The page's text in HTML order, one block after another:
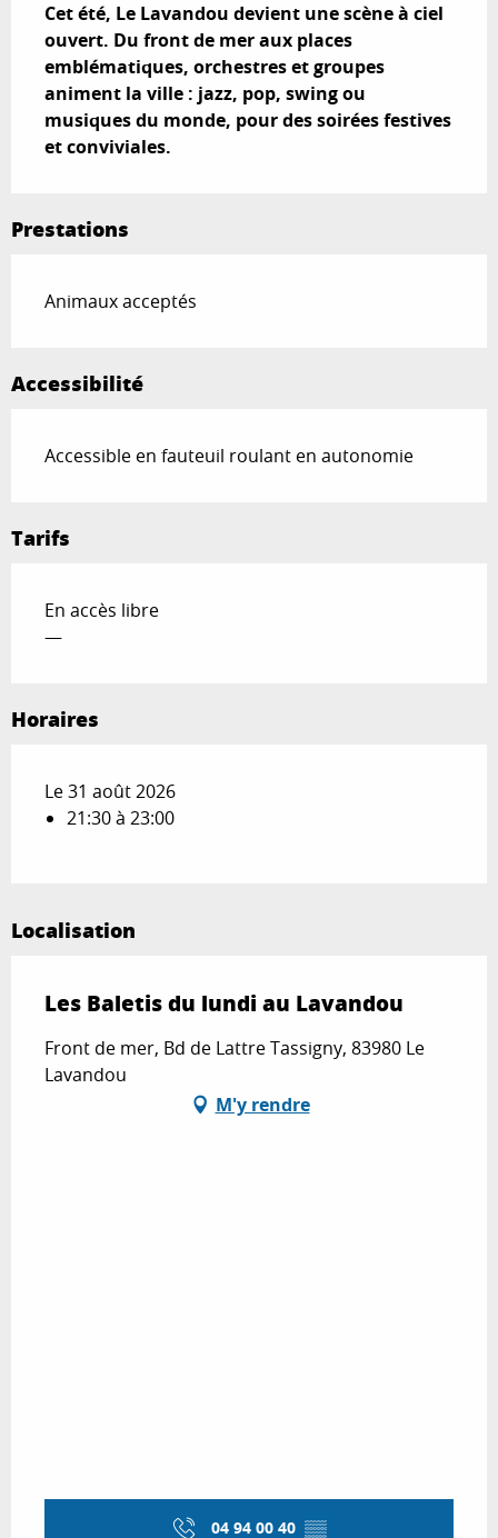
Cet été, Le Lavandou devient une scène à ciel
ouvert. Du front de mer aux places
emblématiques, orchestres et groupes
animent la ville : jazz, pop, swing ou
musiques du monde, pour des soirées festives
et conviviales.
Prestations
Animaux acceptés
Accessibilité
Accessible en fauteuil roulant en autonomie
Tarifs
En accès libre
—
Horaires
Le 31 août 2026
21:30 à 23:00
Localisation
Les Baletis du lundi au Lavandou
Front de mer, Bd de Lattre Tassigny, 83980 Le
Lavandou
M'y rendre
04 94 00 40 ▒▒